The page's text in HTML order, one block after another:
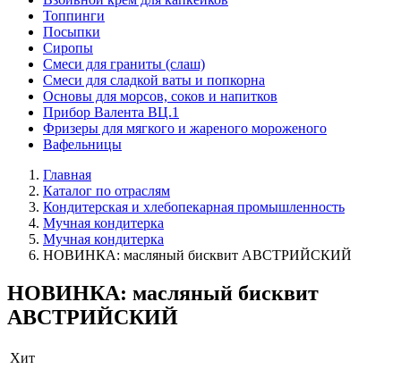
Топпинги
Посыпки
Сиропы
Смеси для граниты (слаш)
Смеси для сладкой ваты и попкорна
Основы для морсов, соков и напитков
Прибор Валента ВЦ.1
Фризеры для мягкого и жареного мороженого
Вафельницы
Главная
Каталог по отраслям
Кондитерская и хлебопекарная промышленность
Мучная кондитерка
Мучная кондитерка
НОВИНКА: масляный бисквит АВСТРИЙСКИЙ
НОВИНКА: масляный бисквит
АВСТРИЙСКИЙ
Хит